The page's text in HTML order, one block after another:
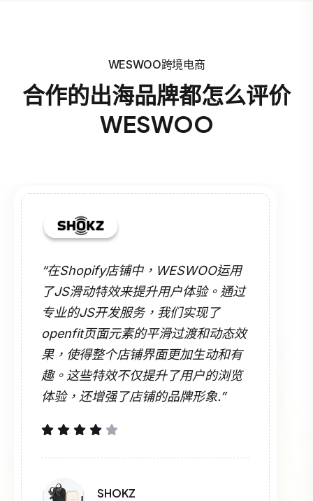
WESWOO跨境电商
合作的出海品牌都怎么评价
WESWOO
“在Shopify店铺中，WESWOO运用
了JS滑动特效来提升用户体验。通过
专业的JS开发服务，我们实现了
openfit页面元素的平滑过渡和动态效
果，使得整个店铺界面更加生动和有
趣。这些特效不仅提升了用户的浏览
体验，还增强了店铺的品牌形象.”
SHOKZ